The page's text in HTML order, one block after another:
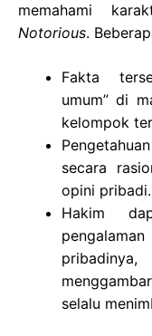
memahami
Notorious.
Fakta
umum” di
kelompok
secara
opini pribadi.
Hakim
selalu